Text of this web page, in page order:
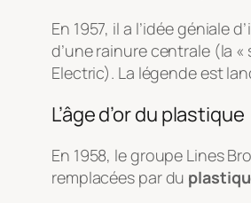
En 1957, il a l’idée
d’une rainure centrale (la
Electric). La légende est
L’âge d’or du plastique
En 1958, le groupe Lines
remplacées par du